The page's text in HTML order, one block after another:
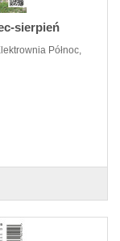
sierpień
Północ,